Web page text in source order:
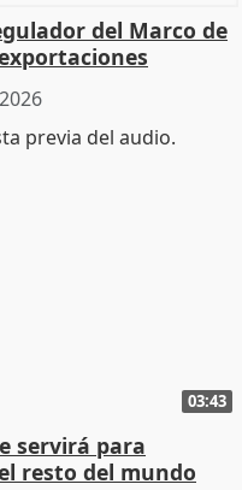
del Marco de
03:43
servirá para
resto del mundo